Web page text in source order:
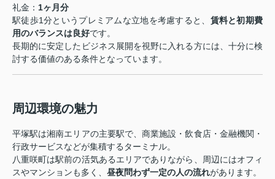
礼金： 1ヶ月分
駅徒歩1分というプレミアムな立地を考慮すると、 賃料と初期費
用のバランスは良好です。
長期的に安定したビジネス展開を視野に入れる方には、十分に検
討する価値のある条件となっています。
周辺環境の魅力
平塚駅は湘南エリアの主要駅で、商業施設・飲食店・金融機関・
行政サービスなどが集積するターミナル。
八重咲町は駅前の活気あるエリアでありながら、周辺にはオフィ
スやマンションも多く、 昼夜問わず一定の人の流れがあります。